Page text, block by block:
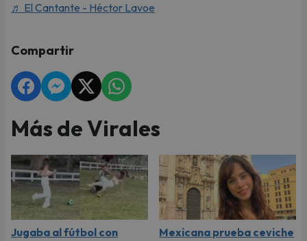
♬ El Cantante - Héctor Lavoe
Compartir
Más de Virales
Jugaba al fútbol con
Mexicana prueba ceviche